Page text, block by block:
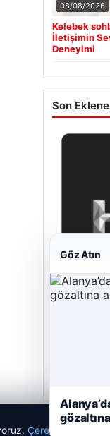
08/08/2026
Kelebek
İletişimin
Deneyimi
Son
Çerez Politikamız
Göz Atın